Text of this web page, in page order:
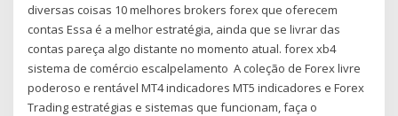
diversas coisas 10 melhores brokers forex que oferecem
contas Essa é a melhor estratégia, ainda que se livrar das
contas pareça algo distante no momento atual. forex xb4
sistema de comércio escalpelamento A coleção de Forex livre
poderoso e rentável MT4 indicadores MT5 indicadores e Forex
Trading estratégias e sistemas que funcionam, faça o